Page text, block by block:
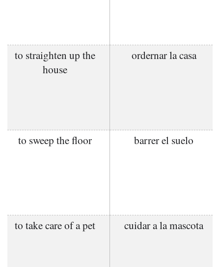
to straighten up the
house
ordernar la casa
to sweep the floor barrer el suelo
to take care of a pet cuidar a la mascota